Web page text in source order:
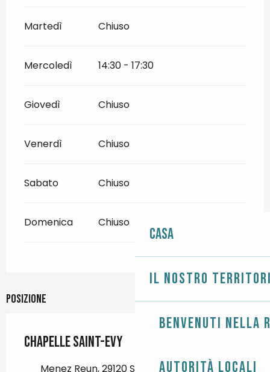
Casa
Il nostro
Benvenuti nella
Autorità locali
Martedì Chiuso
Mercoledì 14:30 - 17:30
Giovedì Chiuso
Venerdì Chiuso
Sabato Chiuso
Domenica Chiuso
Posizione
Chapelle Saint-Evy
Menez Reun, 29120 Saint-Jean-Trolimon